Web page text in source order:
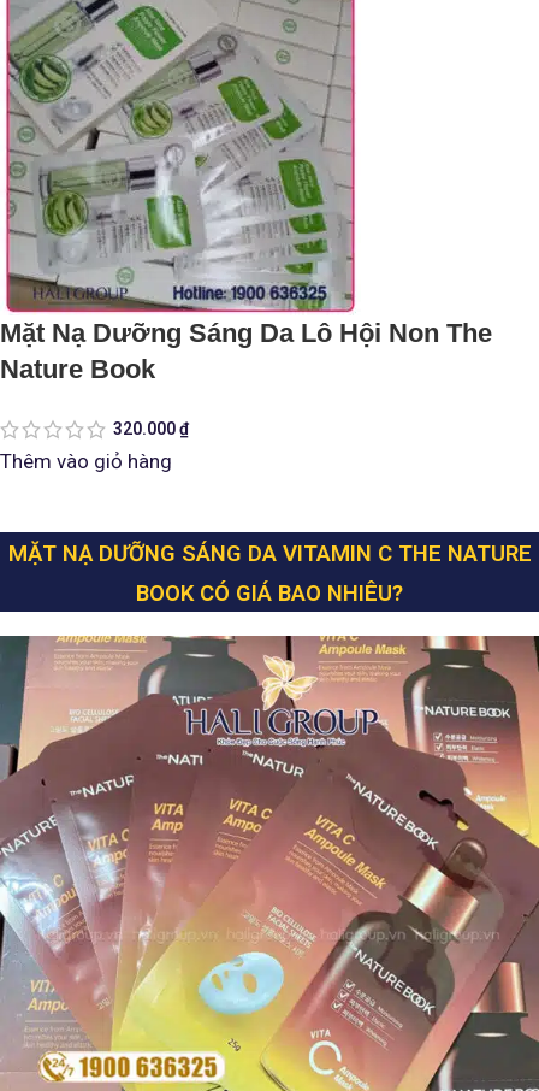
Mặt Nạ Dưỡng Sáng Da Lô Hội Non The
Nature Book
320.000₫
Thêm vào giỏ hàng
MẶT NẠ DƯỠNG SÁNG DA VITAMIN C THE NATURE
BOOK CÓ GIÁ BAO NHIÊU?